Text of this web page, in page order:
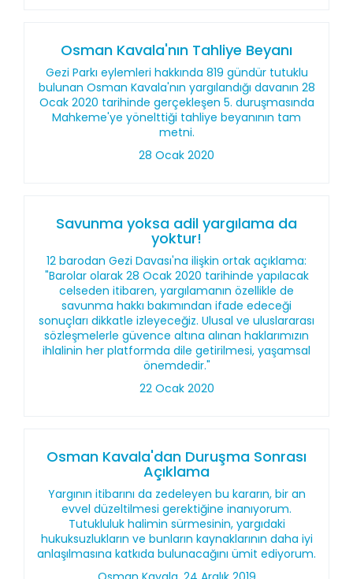
Osman Kavala'nın Tahliye Beyanı
Gezi Parkı eylemleri hakkında 819 gündür tutuklu
bulunan Osman Kavala'nın yargılandığı davanın 28
Ocak 2020 tarihinde gerçekleşen 5. duruşmasında
Mahkeme'ye yönelttiği tahliye beyanının tam
metni.
28 Ocak 2020
Savunma yoksa adil yargılama da
yoktur!
12 barodan Gezi Davası'na ilişkin ortak açıklama:
"Barolar olarak 28 Ocak 2020 tarihinde yapılacak
celseden itibaren, yargılamanın özellikle de
savunma hakkı bakımından ifade edeceği
sonuçları dikkatle izleyeceğiz. Ulusal ve uluslararası
sözleşmelerle güvence altına alınan haklarımızın
ihlalinin her platformda dile getirilmesi, yaşamsal
önemdedir."
22 Ocak 2020
Osman Kavala'dan Duruşma Sonrası
Açıklama
Yargının itibarını da zedeleyen bu kararın, bir an
evvel düzeltilmesi gerektiğine inanıyorum.
Tutukluluk halimin sürmesinin, yargıdaki
hukuksuzlukların ve bunların kaynaklarının daha iyi
anlaşılmasına katkıda bulunacağını ümit ediyorum.